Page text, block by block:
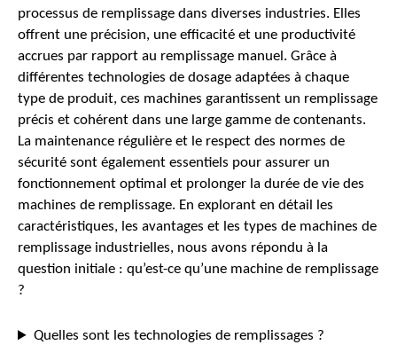
processus de remplissage dans diverses industries. Elles
offrent une précision, une efficacité et une productivité
accrues par rapport au remplissage manuel. Grâce à
différentes technologies de dosage adaptées à chaque
type de produit, ces machines garantissent un remplissage
précis et cohérent dans une large gamme de contenants.
La maintenance régulière et le respect des normes de
sécurité sont également essentiels pour assurer un
fonctionnement optimal et prolonger la durée de vie des
machines de remplissage. En explorant en détail les
caractéristiques, les avantages et les types de machines de
remplissage industrielles, nous avons répondu à la
question initiale : qu’est-ce qu’une machine de remplissage
?
Quelles sont les technologies de remplissages ?